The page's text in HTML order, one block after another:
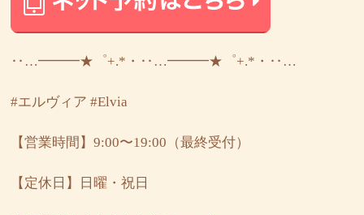
‥…━━━★゜+.*・‥…━━━★゜+.*・‥…
#エルヴィア #Elvia
【営業時間】9:00〜19:00（最終受付）
【定休日】日曜・祝日